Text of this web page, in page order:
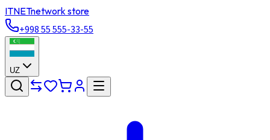
ITNETnetwork store
+998 55 555-33-55
UZ